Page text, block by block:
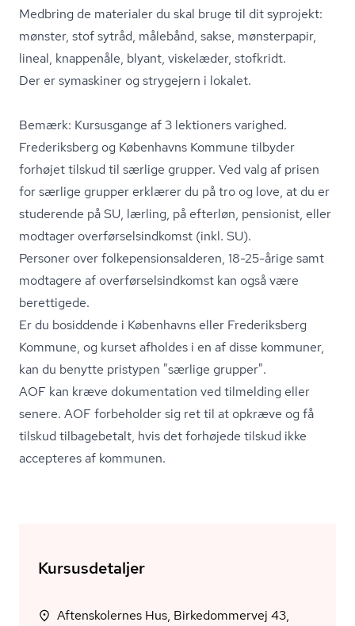
Medbring de materialer du skal bruge til dit syprojekt:
mønster, stof sytråd, målebånd, sakse, mønsterpapir,
lineal, knappenåle, blyant, viskelæder, stofkridt.
Der er symaskiner og strygejern i lokalet.
Bemærk: Kursusgange af 3 lektioners varighed.
Frederiksberg og Københavns Kommune tilbyder
forhøjet tilskud til særlige grupper. Ved valg af prisen
for særlige grupper erklærer du på tro og love, at du er
studerende på SU, lærling, på efterløn, pensionist, eller
modtager over­før­sels­ind­komst (inkl. SU).
Personer over fol­ke­pen­sions­al­de­ren, 18-25-årige samt
modtagere af over­før­sels­ind­komst kan også være
berettigede.
Er du bosiddende i Københavns eller Frederiksberg
Kommune, og kurset afholdes i en af disse kommuner,
kan du benytte pristypen "særlige grupper".
AOF kan kræve dokumentation ved tilmelding eller
senere. AOF forbeholder sig ret til at opkræve og få
tilskud tilbagebetalt, hvis det forhøjede tilskud ikke
accepteres af kommunen.
Kursusdetaljer
Aftenskolernes Hus, Birkedommervej 43,